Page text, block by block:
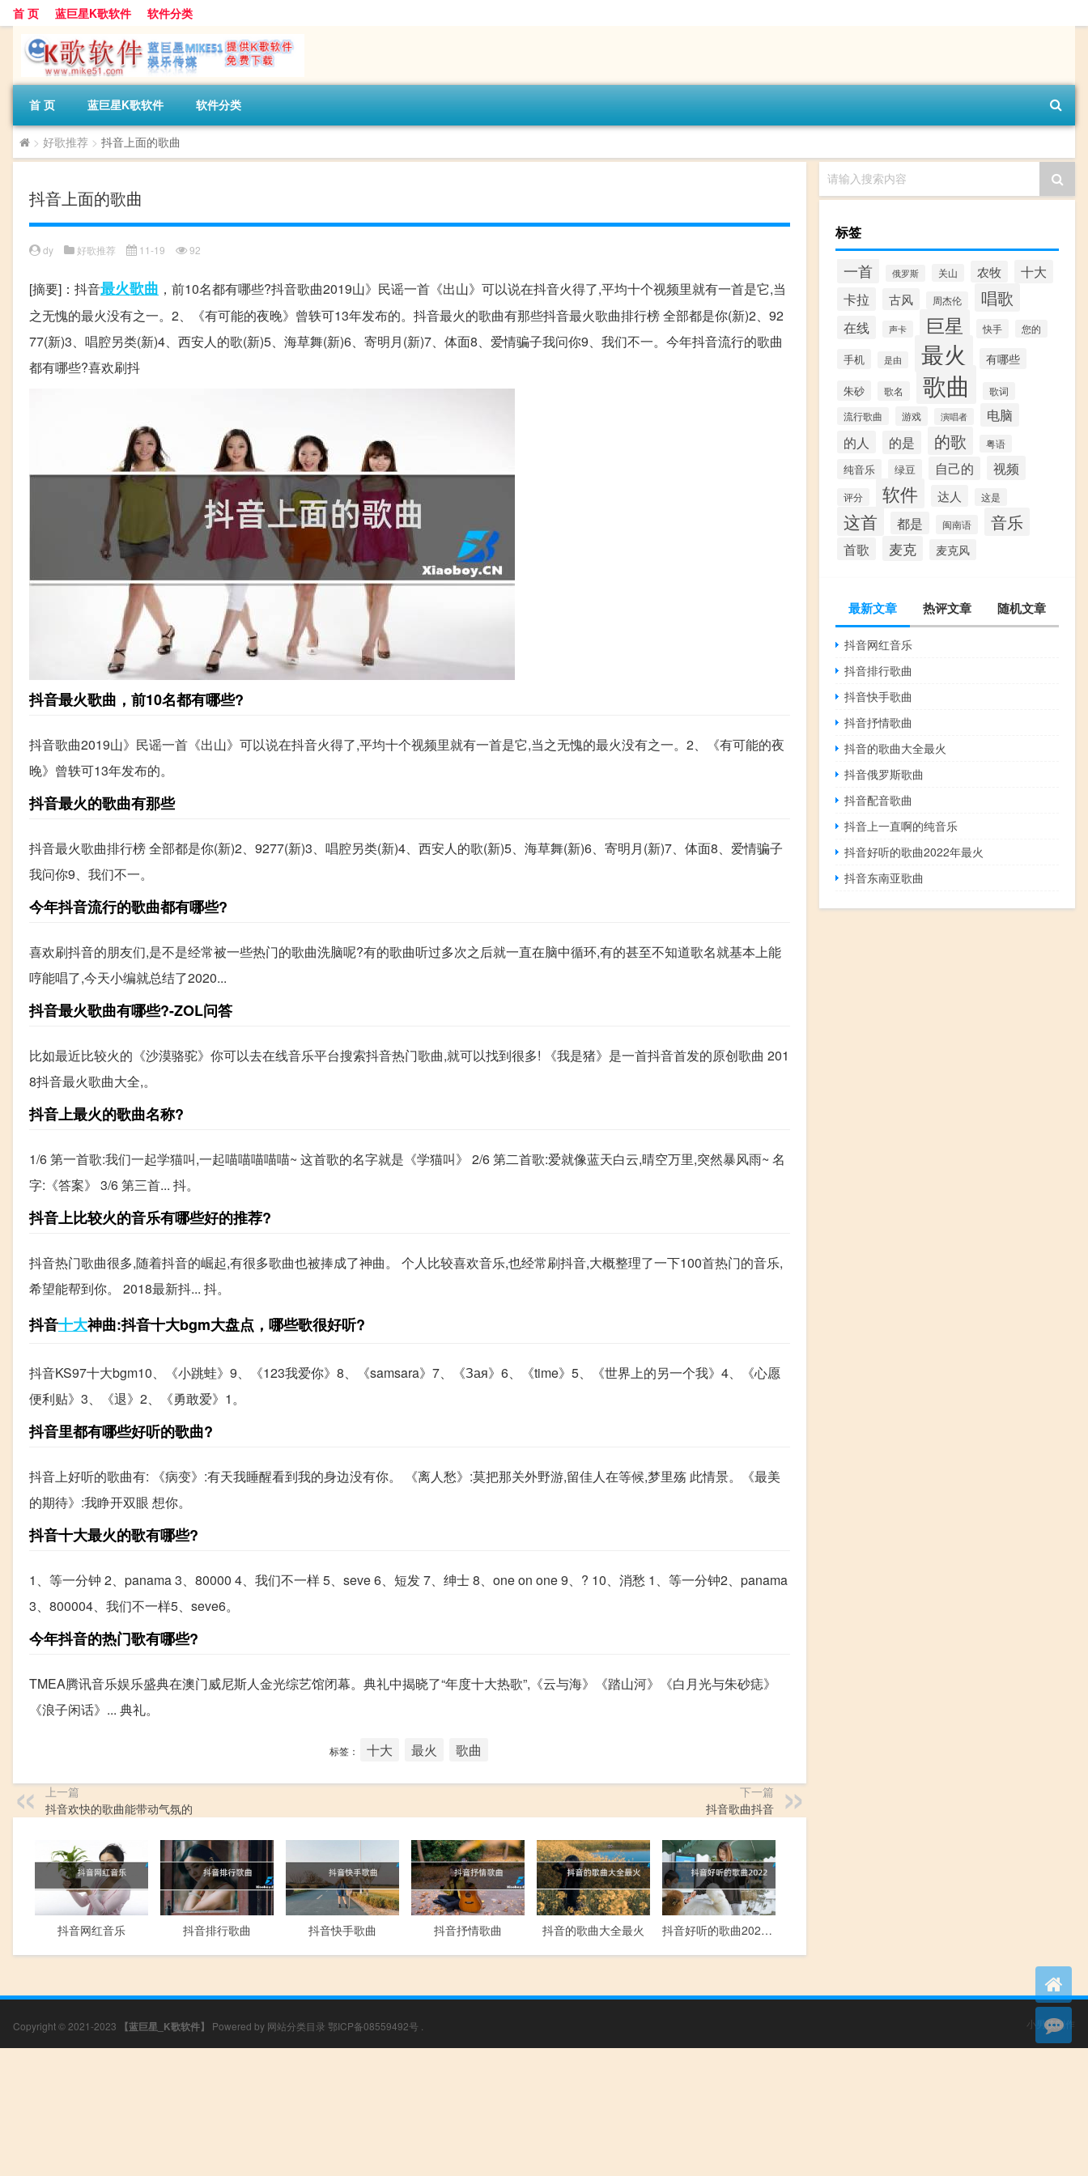
首 页 蓝巨星K歌软件 软件分类
首 页 蓝巨星K歌软件 软件分类
> 好歌推荐 > 抖音上面的歌曲
抖音上面的歌曲
dy 好歌推荐 11-19 92
[摘要]：抖音最火歌曲 ，前10名都有哪些?抖音歌曲2019山》民谣一首《出山》可以说在抖音火得了,平均十个视频里就有一首是它,当
之无愧的最火没有之一。2、《有可能的夜晚》曾轶可13年发布的。抖音最火的歌曲有那些抖音最火歌曲排行榜 全部都是你(新)2、92
77(新)3、唱腔另类(新)4、西安人的歌(新)5、海草舞(新)6、寄明月(新)7、体面8、爱情骗子我问你9、我们不一。今年抖音流行的歌曲
都有哪些?喜欢刷抖
抖音最火歌曲，前10名都有哪些?
抖音歌曲2019山》民谣一首《出山》可以说在抖音火得了,平均十个视频里就有一首是它,当之无愧的最火没有之一。2、《有可能的夜
晚》曾轶可13年发布的。
抖音最火的歌曲有那些
抖音最火歌曲排行榜 全部都是你(新)2、9277(新)3、唱腔另类(新)4、西安人的歌(新)5、海草舞(新)6、寄明月(新)7、体面8、爱情骗子
我问你9、我们不一。
今年抖音流行的歌曲都有哪些?
喜欢刷抖音的朋友们,是不是经常被一些热门的歌曲洗脑呢?有的歌曲听过多次之后就一直在脑中循环,有的甚至不知道歌名就基本上能
哼能唱了,今天小编就总结了2020...
抖音最火歌曲有哪些?-ZOL问答
比如最近比较火的《沙漠骆驼》你可以去在线音乐平台搜索抖音热门歌曲,就可以找到很多! 《我是猪》是一首抖音首发的原创歌曲 201
8抖音最火歌曲大全,。
抖音上最火的歌曲名称?
1/6 第一首歌:我们一起学猫叫,一起喵喵喵喵喵~ 这首歌的名字就是《学猫叫》 2/6 第二首歌:爱就像蓝天白云,晴空万里,突然暴风雨~ 名
字:《答案》 3/6 第三首... 抖。
抖音上比较火的音乐有哪些好的推荐?
抖音热门歌曲很多,随着抖音的崛起,有很多歌曲也被捧成了神曲。 个人比较喜欢音乐,也经常刷抖音,大概整理了一下100首热门的音乐,
希望能帮到你。 2018最新抖... 抖。
抖音十大神曲:抖音十大bgm大盘点，哪些歌很好听?
抖音KS97十大bgm10、《小跳蛙》9、《123我爱你》8、《samsara》7、《Зая》6、《time》5、《世界上的另一个我》4、《心愿
便利贴》3、《退》2、《勇敢爱》1。
抖音里都有哪些好听的歌曲?
抖音上好听的歌曲有: 《病变》:有天我睡醒看到我的身边没有你。 《离人愁》:莫把那关外野游,留佳人在等候,梦里殇 此情景。《最美
的期待》:我睁开双眼 想你。
抖音十大最火的歌有哪些?
1、等一分钟 2、panama 3、80000 4、我们不一样 5、seve 6、短发 7、绅士 8、one on one 9、? 10、消愁 1、等一分钟2、panama
3、800004、我们不一样5、seve6。
今年抖音的热门歌有哪些?
TMEA腾讯音乐娱乐盛典在澳门威尼斯人金光综艺馆闭幕。典礼中揭晓了“年度十大热歌”,《云与海》《踏山河》《白月光与朱砂痣》
《浪子闲话》... 典礼。
标签： 十大 最火 歌曲
上一篇
抖音欢快的歌曲能带动气氛的
下一篇
抖音歌曲抖音
抖音网红音乐 抖音排行歌曲 抖音快手歌曲 抖音抒情歌曲 抖音的歌曲大全最火 抖音好听的歌曲2022年最火
请输入搜索内容
标签
一首 俄罗斯 关山 农牧
十大
卡拉
古风 周杰伦 唱歌
在线 声卡 巨星 快手 您的
手机 是由 最火 有哪些
朱砂 歌名 歌曲
歌词
流行歌曲
游戏 演唱者 电脑
的人 的是 的歌 粤语
纯音乐 绿豆 自己的 视频
评分 软件 达人 这是
这首 都是 闽南语 音乐
首歌 麦克 麦克风
最新文章 热评文章 随机文章
抖音网红音乐
抖音排行歌曲
抖音快手歌曲
抖音抒情歌曲
抖音的歌曲大全最火
抖音俄罗斯歌曲
抖音配音歌曲
抖音上一直啊的纯音乐
抖音好听的歌曲2022年最火
抖音东南亚歌曲
Copyright © 2021-2023 【蓝巨星_K歌软件】 Powered by 网站分类目录 鄂ICP备08559492号 小男孩制作